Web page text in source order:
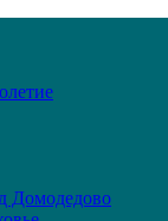
Домодедово